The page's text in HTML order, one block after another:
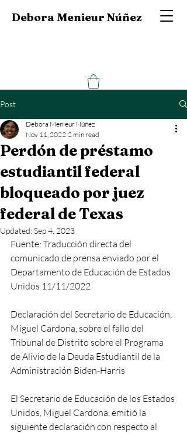
Debora Menieur Núñez
Post
Perdón de préstamo
estudiantil federal
bloqueado por juez
federal de Texas
Débora Menieur Núñez
Nov 11, 2022 2 min read
Updated:Sep 4, 2023
Fuente: Traducción directa del
comunicado de prensa enviado por el
Departamento de Educación de Estados
Unidos 11/11/2022
Declaración del Secretario de Educación,
Miguel Cardona, sobre el fallo del
Tribunal de Distrito sobre el Programa
de Alivio de la Deuda Estudiantil de la
Administración Biden-Harris
El Secretario de Educación de los Estados
Unidos, Miguel Cardona, emitió la
siguiente declaración con respecto al